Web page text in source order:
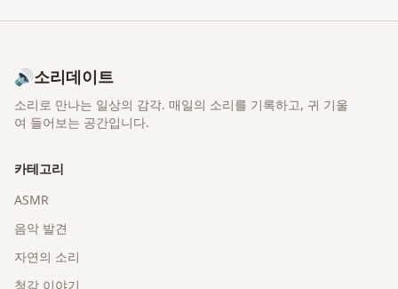
🔊소리데이트
소리로 만나는 일상의 감각. 매일의 소리를 기록하고, 귀 기울
여 들어보는 공간입니다.
카테고리
ASMR
음악 발견
자연의 소리
청각 이야기